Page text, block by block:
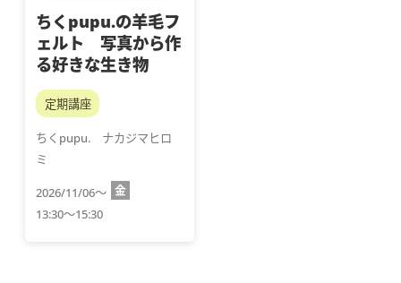
ちくpupu.の羊毛フ
ェルト 写真から作
る好きな生き物
定期講座
ちくpupu.　ナカジマヒロ
ミ
2026/11/06～ 金
13:30～15:30